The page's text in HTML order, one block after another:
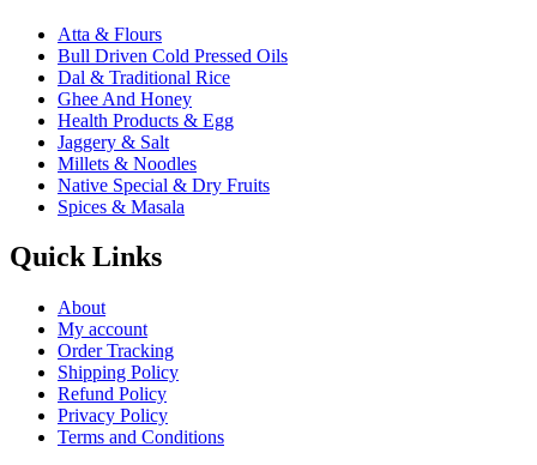
Atta & Flours
Bull Driven Cold Pressed Oils
Dal & Traditional Rice
Ghee And Honey
Health Products & Egg
Jaggery & Salt
Millets & Noodles
Native Special & Dry Fruits
Spices & Masala
Quick Links
About
My account
Order Tracking
Shipping Policy
Refund Policy
Privacy Policy
Terms and Conditions